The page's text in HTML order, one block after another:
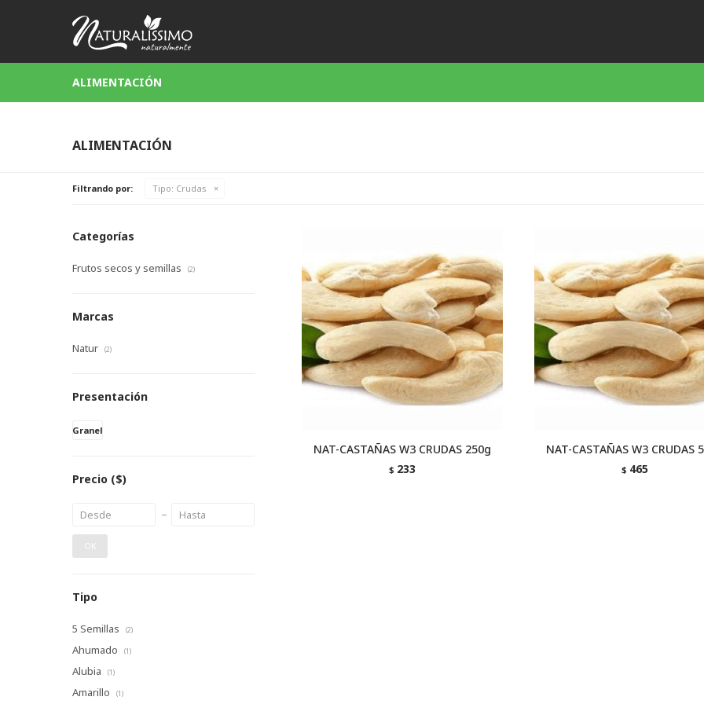
ALIMENTACIÓN
ALIMENTACIÓN
Filtrando por: Tipo: Crudas
NAT-CASTAÑAS W3 CRUDAS 250g
$ 233
NAT-CASTAÑAS W3 CRUDAS
$ 465
Categorías
Frutos secos y semillas (2)
Marcas
Natur (2)
Presentación
Granel
Precio ($)
OK
Tipo
5 Semillas (2)
Ahumado (1)
Alubia (1)
Amarillo (1)